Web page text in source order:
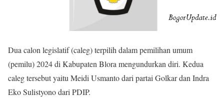
Dua calon legislatif (caleg) terpilih dalam pemilihan umum
(pemilu) 2024 di Kabupaten Blora mengundurkan diri. Kedua
caleg tersebut yaitu Meidi Usmanto dari partai Golkar dan Indra
Eko Sulistyono dari PDIP.